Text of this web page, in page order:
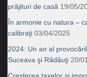
prăjituri de casă 19/05/
În armonie cu natura –
calibraţi 03/04/2025
2024: Un an al
Suceava şi Rădăuţi 20/